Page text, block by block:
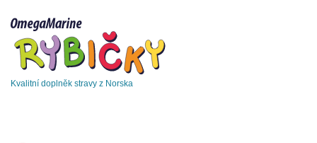
Kvalitní doplněk stravy z Norska